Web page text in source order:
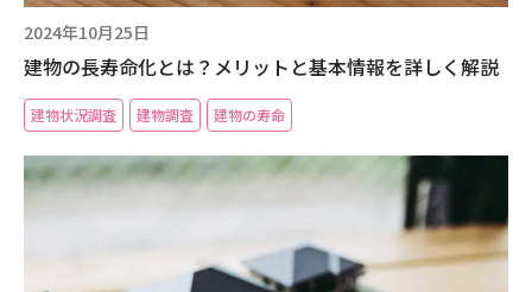
さくら事務所について
採用情報
2024年10月25日
建物の長寿命化とは？メリットと基本情報を詳しく解説
建物状況調査 建物調査 建物の寿命